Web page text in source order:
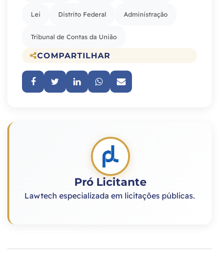
Lei Distrito Federal Administração
Tribunal de Contas da União
COMPARTILHAR
Pró Licitante
Lawtech especializada em licitações públicas.